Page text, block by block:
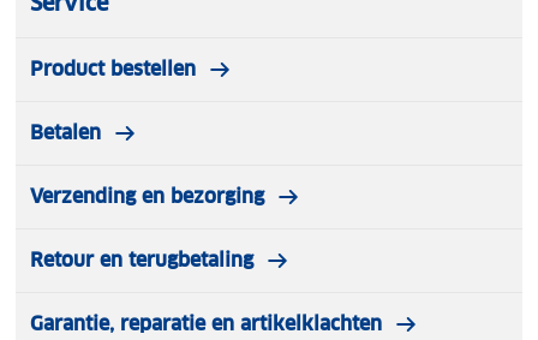
Naast het uitpoetsen van wax en coatings zijn de
glas en kunststof én voor het snel drogen van
Product bestellen
Betalen
Verzending en bezorging
Retour en terugbetaling
Garantie, reparatie en artikelklachten